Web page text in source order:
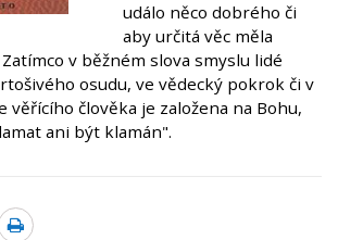
událo něco dobrého či
aby určitá věc měla
v běžném slova smyslu lidé
osudu, ve vědecký pokrok či v
věřícího člověka je založena na Bohu,
ani být klamán".